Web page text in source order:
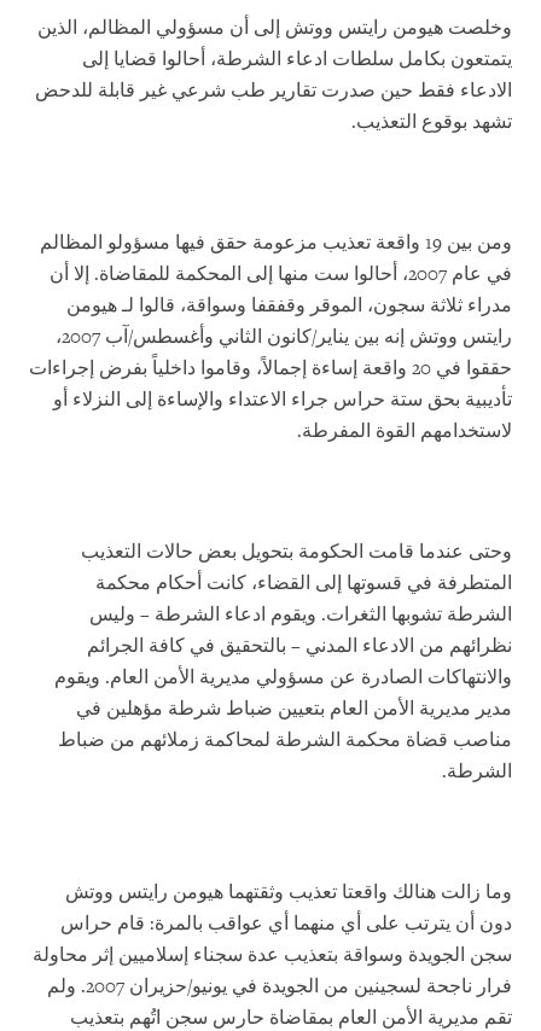
وخلصت هيومن رايتس ووتش إلى أن مسؤولي المظالم، الذين
يتمتعون بكامل سلطات ادعاء الشرطة، أحالوا قضايا إلى
الادعاء فقط حين صدرت تقارير طب شرعي غير قابلة للدحض
تشهد بوقوع التعذيب.
ومن بين 19 واقعة تعذيب مزعومة حقق فيها مسؤولو المظالم
في عام 2007، أحالوا ست منها إلى المحكمة للمقاضاة. إلا أن
مدراء ثلاثة سجون، الموقر وقفقفا وسواقة، قالوا لـ هيومن
رايتس ووتش إنه بين يناير/كانون الثاني وأغسطس/آب 2007،
حققوا في 20 واقعة إساءة إجمالاً، وقاموا داخلياً بفرض إجراءات
تأديبية بحق ستة حراس جراء الاعتداء والإساءة إلى النزلاء أو
لاستخدامهم القوة المفرطة.
وحتى عندما قامت الحكومة بتحويل بعض حالات التعذيب
المتطرفة في قسوتها إلى القضاء، كانت أحكام محكمة
الشرطة تشوبها الثغرات. ويقوم ادعاء الشرطة – وليس
نظرائهم من الادعاء المدني – بالتحقيق في كافة الجرائم
والانتهاكات الصادرة عن مسؤولي مديرية الأمن العام. ويقوم
مدير مديرية الأمن العام بتعيين ضباط شرطة مؤهلين في
مناصب قضاة محكمة الشرطة لمحاكمة زملائهم من ضباط
الشرطة.
وما زالت هنالك واقعتا تعذيب وثقتهما هيومن رايتس ووتش
دون أن يترتب على أي منهما أي عواقب بالمرة: قام حراس
سجن الجويدة وسواقة بتعذيب عدة سجناء إسلاميين إثر محاولة
فرار ناجحة لسجينين من الجويدة في يونيو/حزيران 2007. ولم
تقم مديرية الأمن العام بمقاضاة حارس سجن اتُهم بتعذيب